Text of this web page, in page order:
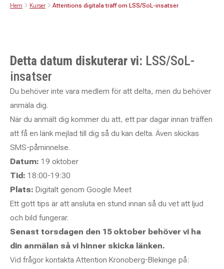
Hem Kurser Attentions digitala träff om LSS/SoL-insatser
Detta datum diskuterar vi: LSS/SoL-
insatser
Du behöver inte vara medlem för att delta, men du behöver
anmäla dig.
När du anmält dig kommer du att, ett par dagar innan träffen
att få en länk mejlad till dig så du kan delta. Även skickas
SMS-påminnelse.
Datum: 19 oktober
Tid: 18:00-19:30
Plats: Digitalt genom Google Meet
Ett gott tips är att ansluta en stund innan så du vet att ljud
och bild fungerar.
Senast torsdagen den 15 oktober behöver vi ha
din anmälan så vi hinner skicka länken.
Vid frågor kontakta Attention Kronoberg-Blekinge på: